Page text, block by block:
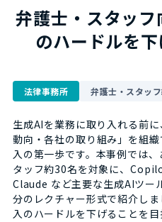
弁護士・スタッ
のハードルを
法律事務所 弁護士・スタッ
生成AIを業務に取り入れる前
動向・各社の取り組み」を組
入の第一歩です。本事例では
タッフ約30名を対象に、
Claude など主要な生成AIツー
分のレクチャー形式で紹介し
入のハードルを下げることを目